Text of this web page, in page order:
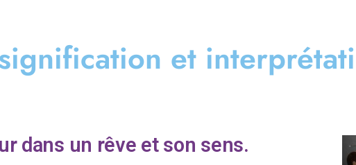
et
dans un rêve et son sens.